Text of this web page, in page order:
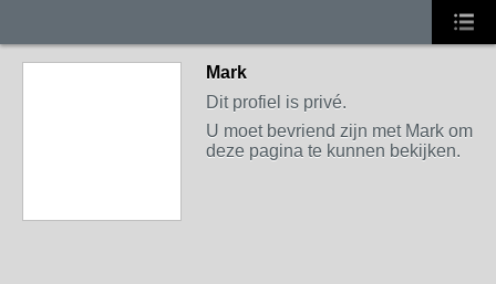
Mark
Dit profiel is privé.
U moet bevriend zijn met Mark om
deze pagina te kunnen bekijken.